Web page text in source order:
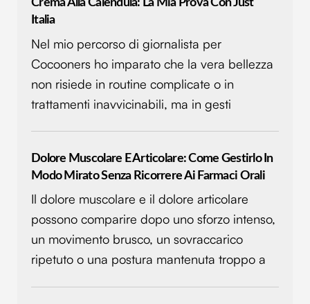
Italia
Nel mio percorso di giornalista per
Cocooners ho imparato che la vera bellezza
non risiede in routine complicate o in
trattamenti inavvicinabili, ma in gesti
Dolore Muscolare E Articolare: Come Gestirlo In
Modo Mirato Senza Ricorrere Ai Farmaci Orali
Il dolore muscolare e il dolore articolare
possono comparire dopo uno sforzo intenso,
un movimento brusco, un sovraccarico
ripetuto o una postura mantenuta troppo a